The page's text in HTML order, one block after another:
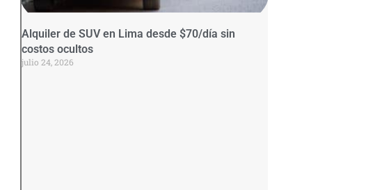
Alquiler de SUV en Lima desde $70/día sin
costos ocultos
julio 24, 2026